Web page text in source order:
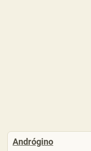
Andrógino